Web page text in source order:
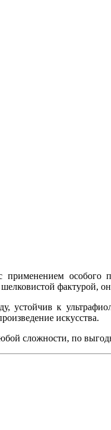
фактурой,
устойчив к
искусства.
сложности, по